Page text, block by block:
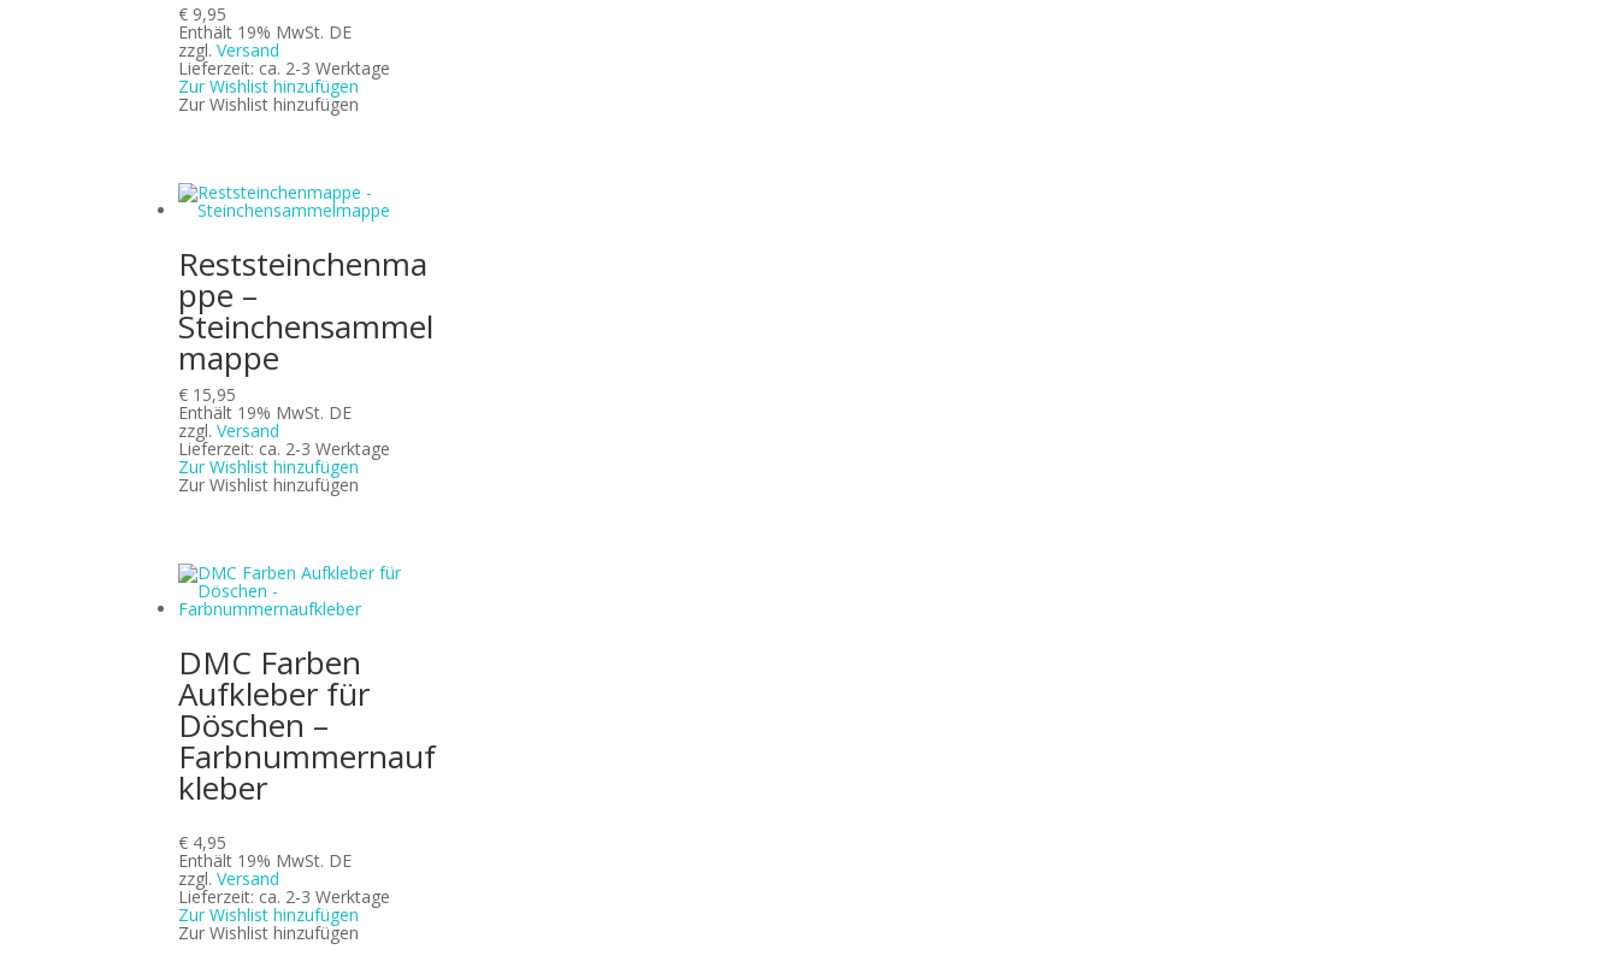
€ 9,95
Enthält 19% MwSt. DE
zzgl.Versand
Lieferzeit: ca. 2-3 Werktage
Zur Wishlist hinzufügen
Zur Wishlist hinzufügen
Reststeinchenma
ppe –
Steinchensammel
mappe
€ 15,95
Enthält 19% MwSt. DE
zzgl.Versand
Lieferzeit: ca. 2-3 Werktage
Zur Wishlist hinzufügen
Zur Wishlist hinzufügen
DMC Farben
Aufkleber für
Döschen –
Farbnummernauf
kleber
€ 4,95
Enthält 19% MwSt. DE
zzgl.Versand
Lieferzeit: ca. 2-3 Werktage
Zur Wishlist hinzufügen
Zur Wishlist hinzufügen